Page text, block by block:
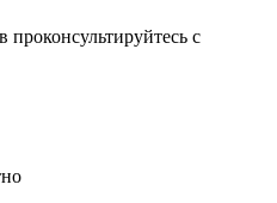
проконсультируйтесь с